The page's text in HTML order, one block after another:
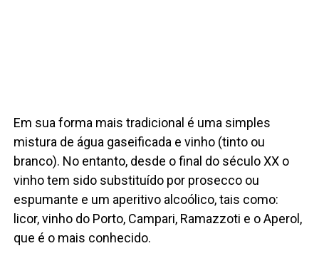
Em sua forma mais tradicional é uma simples
mistura de água gaseificada e vinho (tinto ou
branco). No entanto, desde o final do século XX o
vinho tem sido substituído por prosecco ou
espumante e um aperitivo alcoólico, tais como:
licor, vinho do Porto, Campari, Ramazzoti e o Aperol,
que é o mais conhecido.